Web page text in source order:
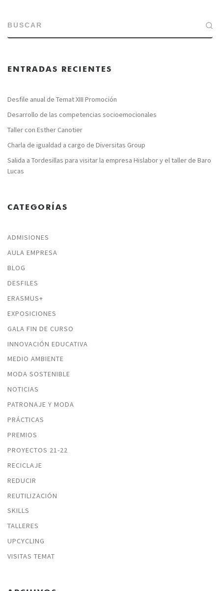
BUSCAR
ENTRADAS RECIENTES
Desfile anual de Temat XIII Promoción
Desarrollo de las competencias socioemocionales
Taller con Esther Canotier
Charla de igualdad a cargo de Diversitas Group
Salida a Tordesillas para visitar la empresa Hislabor y el taller de Baro
Lucas
CATEGORÍAS
ADMISIONES
AULA EMPRESA
BLOG
DESFILES
ERASMUS+
EXPOSICIONES
GALA FIN DE CURSO
INNOVACIÓN EDUCATIVA
MEDIO AMBIENTE
MODA SOSTENIBLE
NOTICIAS
PATRONAJE Y MODA
PRÁCTICAS
PREMIOS
PROYECTOS 21-22
RECICLAJE
REDUCIR
REUTILIZACIÓN
SKILLS
TALLERES
UPCYCLING
VISITAS TEMAT